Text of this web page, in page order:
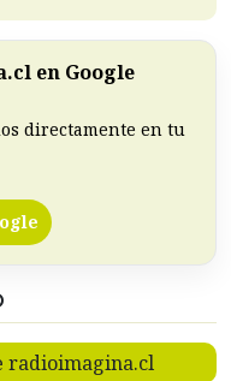
en Google
directamente en tu
radioimagina.cl